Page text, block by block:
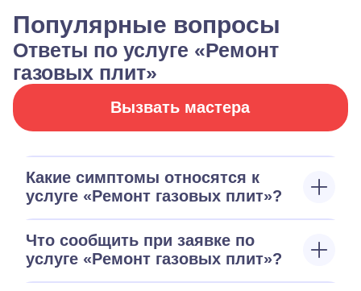
Популярные вопросы
Ответы по услуге «Ремонт
газовых плит»
Вызвать мастера
Какие симптомы относятся к
услуге «Ремонт газовых плит»?
Что сообщить при заявке по
услуге «Ремонт газовых плит»?